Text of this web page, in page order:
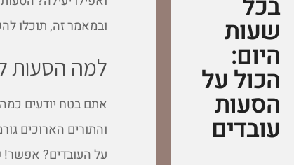
שעות
היום:
הכול על
הסעות
עובדים
ובמאמר זה, תוכלו
למה הסעות
אתם בטח יודעים
והתורים הארוכים
על העובדים? אפשר!